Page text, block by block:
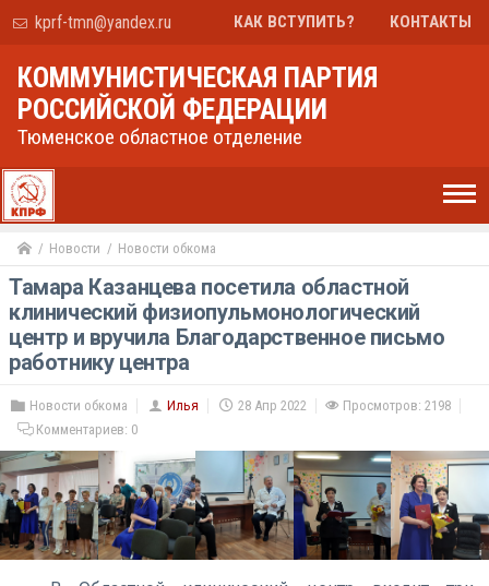
kprf-tmn@yandex.ru КАК ВСТУПИТЬ? КОНТАКТЫ
КОММУНИСТИЧЕСКАЯ ПАРТИЯ
РОССИЙСКОЙ ФЕДЕРАЦИИ
Тюменское областное отделение
Новости Новости обкома
Тамара Казанцева посетила областной
клинический физиопульмонологический
центр и вручила Благодарственное письмо
работнику центра
Новости обкома Илья 28 Апр 2022
Просмотров: 2198
Комментариев: 0